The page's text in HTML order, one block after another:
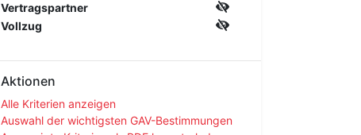
Vertragspartner
Vollzug
Aktionen
Alle Kriterien anzeigen
Auswahl der wichtigsten GAV-Bestimmungen